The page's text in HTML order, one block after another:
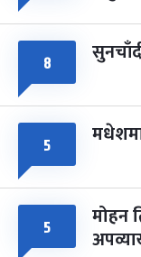
८
५
५ मोहन